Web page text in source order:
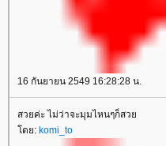
16 กันยายน 2549 16:28:28 น.
สวยค่ะ ไม่ว่าจะมุมไหนๆก็สวย
โดย: komi_to